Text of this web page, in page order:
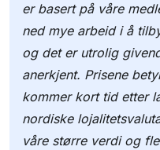
er basert på våre
ned mye arbeid i å
og det er utrolig
anerkjent. Prisene
kommer kort tid etter
nordiske
våre større verdi og